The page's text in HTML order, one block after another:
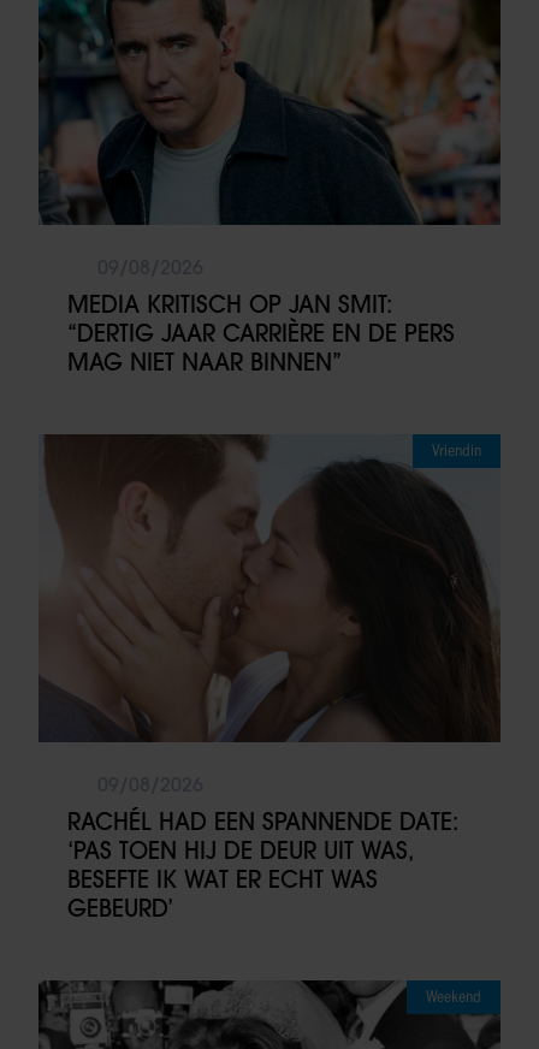
MEDIA KRITISCH OP JAN SMIT:
“DERTIG JAAR CARRIÈRE EN DE PERS
MAG NIET NAAR BINNEN”
Vriendin
RACHÉL HAD EEN SPANNENDE DATE:
‘PAS TOEN HIJ DE DEUR UIT WAS,
BESEFTE IK WAT ER ECHT WAS
GEBEURD’
Weekend